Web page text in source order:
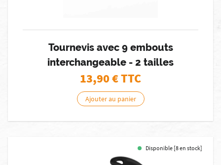
Tournevis avec 9 embouts
interchangeable - 2 tailles
13,90€ TTC
Ajouter au panier
Disponible [8 en stock]